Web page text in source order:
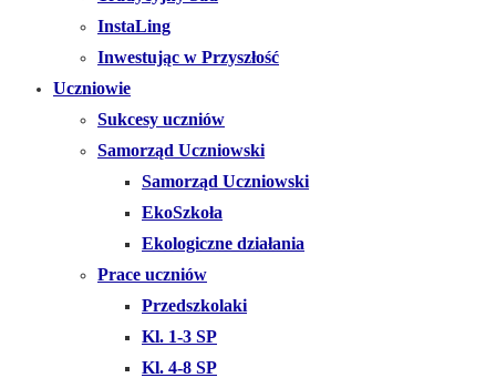
InstaLing
Inwestując w Przyszłość
Uczniowie
Sukcesy uczniów
Samorząd Uczniowski
Samorząd Uczniowski
EkoSzkoła
Ekologiczne działania
Prace uczniów
Przedszkolaki
Kl. 1-3 SP
Kl. 4-8 SP